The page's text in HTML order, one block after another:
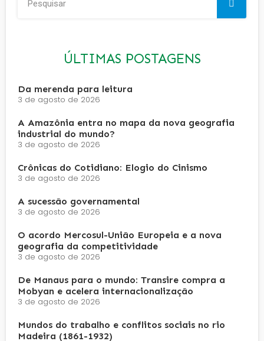
ÚLTIMAS POSTAGENS
Da merenda para leitura
3 de agosto de 2026
A Amazônia entra no mapa da nova geografia
industrial do mundo?
3 de agosto de 2026
Crônicas do Cotidiano: Elogio do Cinismo
3 de agosto de 2026
A sucessão governamental
3 de agosto de 2026
O acordo Mercosul-União Europeia e a nova
geografia da competitividade
3 de agosto de 2026
De Manaus para o mundo: Transire compra a
Mobyan e acelera internacionalização
3 de agosto de 2026
Mundos do trabalho e conflitos sociais no rio
Madeira (1861-1932)